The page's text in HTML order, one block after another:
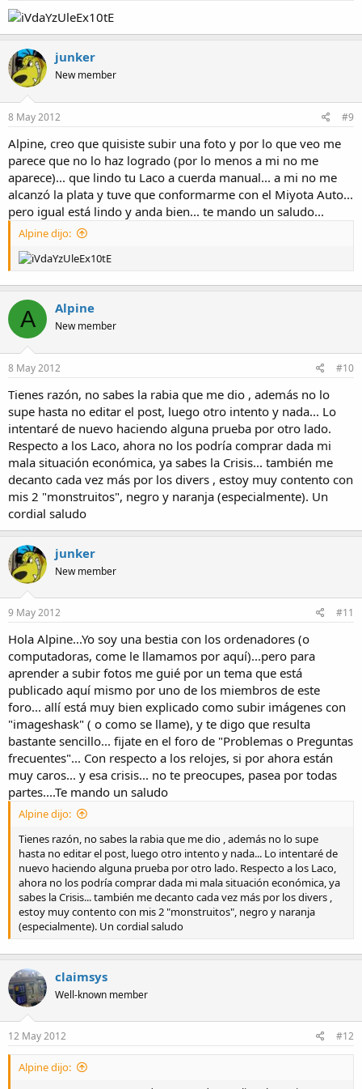
junker
New member
8 May 2012 #9
Alpine, creo que quisiste subir una foto y por lo que veo me
parece que no lo haz logrado (por lo menos a mi no me
aparece)... que lindo tu Laco a cuerda manual... a mi no me
alcanzó la plata y tuve que conformarme con el Miyota Auto...
pero igual está lindo y anda bien... te mando un saludo...
Alpine dijo:
A Alpine
New member
8 May 2012 #10
Tienes razón, no sabes la rabia que me dio , además no lo
supe hasta no editar el post, luego otro intento y nada... Lo
intentaré de nuevo haciendo alguna prueba por otro lado.
Respecto a los Laco, ahora no los podría comprar dada mi
mala situación económica, ya sabes la Crisis... también me
decanto cada vez más por los divers , estoy muy contento con
mis 2 "monstruitos", negro y naranja (especialmente). Un
cordial saludo
junker
New member
9 May 2012 #11
Hola Alpine...Yo soy una bestia con los ordenadores (o
computadoras, come le llamamos por aquí)...pero para
aprender a subir fotos me guié por un tema que está
publicado aquí mismo por uno de los miembros de este
foro... allí está muy bien explicado como subir imágenes con
"imageshask" ( o como se llame), y te digo que resulta
bastante sencillo... fijate en el foro de "Problemas o Preguntas
frecuentes"... Con respecto a los relojes, si por ahora están
muy caros... y esa crisis... no te preocupes, pasea por todas
partes....Te mando un saludo
Alpine dijo:
Tienes razón, no sabes la rabia que me dio , además no lo supe
hasta no editar el post, luego otro intento y nada... Lo intentaré de
nuevo haciendo alguna prueba por otro lado. Respecto a los Laco,
ahora no los podría comprar dada mi mala situación económica, ya
sabes la Crisis... también me decanto cada vez más por los divers ,
estoy muy contento con mis 2 "monstruitos", negro y naranja
(especialmente). Un cordial saludo
claimsys
Well-known member
12 May 2012 #12
Alpine dijo: